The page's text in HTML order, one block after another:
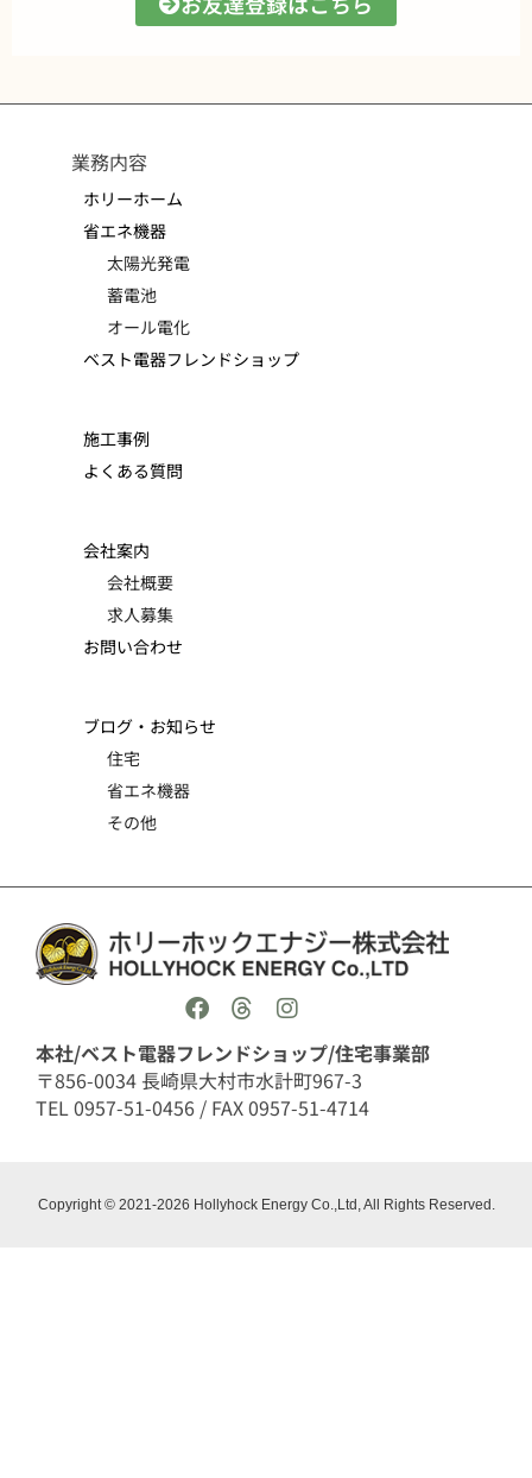
業務内容
ホリーホーム
省エネ機器
太陽光発電
蓄電池
オール電化
ベスト電器フレンドショップ
施工事例
よくある質問
会社案内
会社概要
求人募集
お問い合わせ
ブログ・お知らせ
住宅
省エネ機器
その他
本社/ベスト電器フレンドショップ/住宅事業部
〒856-0034 長崎県大村市水計町967-3
TEL 0957-51-0456 / FAX 0957-51-4714
Copyright © 2021-2026 Hollyhock Energy Co.,Ltd, All Rights Reserved.